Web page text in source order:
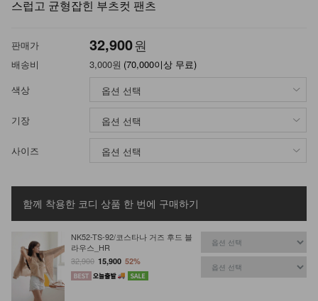
스럽고 균형잡힌 부츠컷 팬츠
판매가 32,900원
배송비 3,000원 (70,000이상 무료)
색상
기장
사이즈
함께 착용한 코디 상품 한 번에 구매하기
NK52-TS-92/코스타나 거즈 후드 블
라우스_HR
32,900 15,900 52%